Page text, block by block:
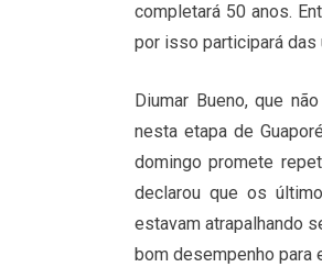
completará 50 anos.
por isso participará
Diumar Bueno, que
nesta etapa de
domingo promete
declarou que os
estavam atrapalhando
bom desempenho para